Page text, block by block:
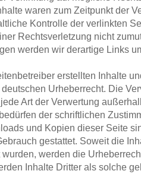
waren zum Zeitpunkt der
Kontrolle der verlinkten
Rechtsverletzung nicht
werden wir derartige Links
erstellten Inhalte
Urheberrecht. Die
Art der Verwertung
der schriftlichen
und Kopien dieser Seite
gestattet. Soweit die
wurden, werden die
Inhalte Dritter als solche